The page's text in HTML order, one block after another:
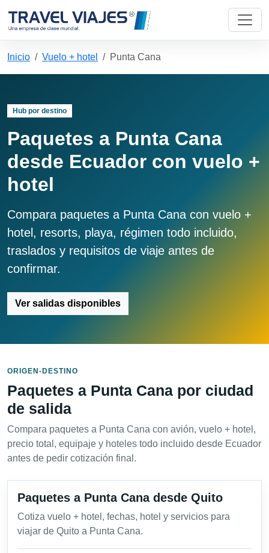
Inicio Vuelo + hotel Punta Cana
Hub por destino
Paquetes a Punta Cana
desde Ecuador con vuelo +
hotel
Compara paquetes a Punta Cana con vuelo +
hotel, resorts, playa, régimen todo incluido,
traslados y requisitos de viaje antes de
confirmar.
Ver salidas disponibles
ORIGEN-DESTINO
Paquetes a Punta Cana por ciudad
de salida
Compara paquetes a Punta Cana con avión, vuelo + hotel,
precio total, equipaje y hoteles todo incluido desde Ecuador
antes de pedir cotización final.
Paquetes a Punta Cana desde Quito
Cotiza vuelo + hotel, fechas, hotel y servicios para
viajar de Quito a Punta Cana.